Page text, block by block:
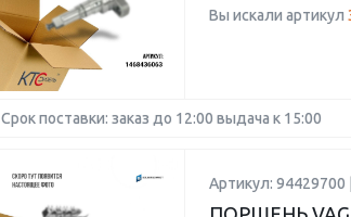
Вы искали артикул
Срок поставки: заказ до 12:00 выдача к 15:00
Артикул: 94429700 |